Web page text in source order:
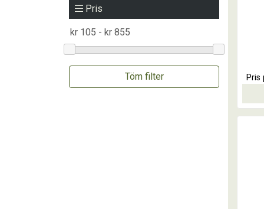
Pris
Töm filter Pris